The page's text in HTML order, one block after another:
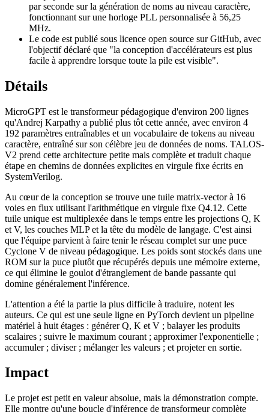
par seconde sur la génération de noms au niveau caractère,
fonctionnant sur une horloge PLL personnalisée à 56,25
MHz.
Le code est publié sous licence open source sur GitHub, avec
l'objectif déclaré que "la conception d'accélérateurs est plus
facile à apprendre lorsque toute la pile est visible".
Détails
MicroGPT est le transformeur pédagogique d'environ 200 lignes
qu'Andrej Karpathy a publié plus tôt cette année, avec environ 4
192 paramètres entraînables et un vocabulaire de tokens au niveau
caractère, entraîné sur son célèbre jeu de données de noms. TALOS-
V2 prend cette architecture petite mais complète et traduit chaque
étape en chemins de données explicites en virgule fixe écrits en
SystemVerilog.
Au cœur de la conception se trouve une tuile matrix-vector à 16
voies en flux utilisant l'arithmétique en virgule fixe Q4.12. Cette
tuile unique est multiplexée dans le temps entre les projections Q, K
et V, les couches MLP et la tête du modèle de langage. C'est ainsi
que l'équipe parvient à faire tenir le réseau complet sur une puce
Cyclone V de niveau pédagogique. Les poids sont stockés dans une
ROM sur la puce plutôt que récupérés depuis une mémoire externe,
ce qui élimine le goulot d'étranglement de bande passante qui
domine généralement l'inférence.
L'attention a été la partie la plus difficile à traduire, notent les
auteurs. Ce qui est une seule ligne en PyTorch devient un pipeline
matériel à huit étages : générer Q, K et V ; balayer les produits
scalaires ; suivre le maximum courant ; approximer l'exponentielle ;
accumuler ; diviser ; mélanger les valeurs ; et projeter en sortie.
Impact
Le projet est petit en valeur absolue, mais la démonstration compte.
Elle montre qu'une boucle d'inférence de transformeur complète